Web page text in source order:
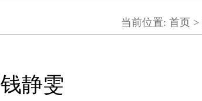
当前位置: 首页 >
钱静雯